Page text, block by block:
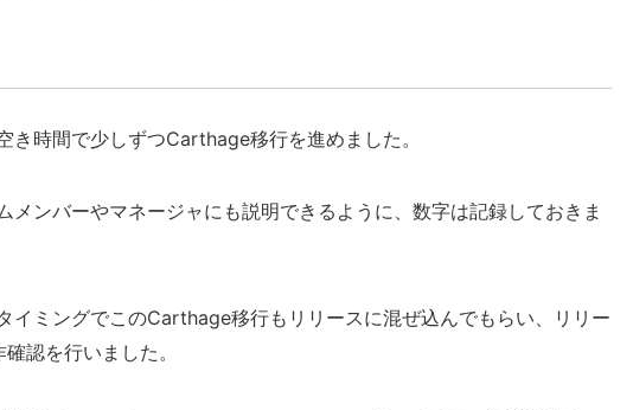
時間で少しずつCarthage移行を進めました。
メンバーやマネージャにも説明できるように、数字は記録しておきま
イミングでこのCarthage移行もリリースに混ぜ込んでもらい、リリー
認を行いました。